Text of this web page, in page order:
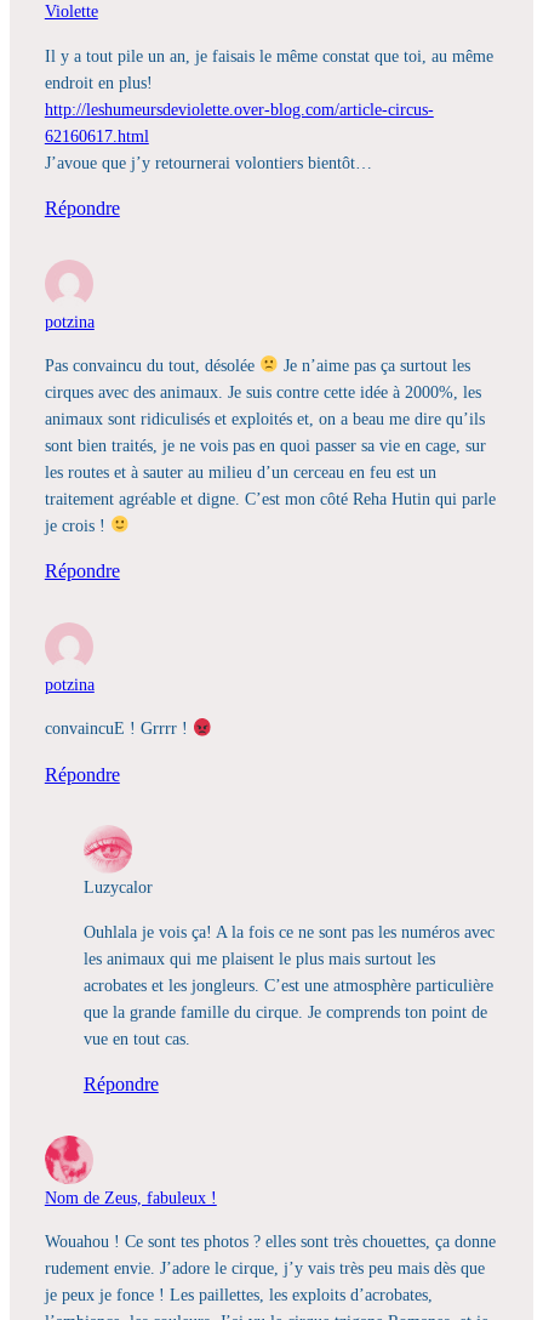
Violette
Il y a tout pile un an, je faisais le même constat que toi, au même
endroit en plus!
http://leshumeursdeviolette.over-blog.com/article-circus-
62160617.html
J’avoue que j’y retournerai volontiers bientôt…
Répondre
potzina
Pas convaincu du tout, désolée
Je n’aime pas ça surtout les
cirques avec des animaux. Je suis contre cette idée à 2000%, les
animaux sont ridiculisés et exploités et, on a beau me dire qu’ils
sont bien traités, je ne vois pas en quoi passer sa vie en cage, sur
les routes et à sauter au milieu d’un cerceau en feu est un
traitement agréable et digne. C’est mon côté Reha Hutin qui parle
je crois !
Répondre
potzina
convaincuE ! Grrrr !
Répondre
Luzycalor
Ouhlala je vois ça! A la fois ce ne sont pas les numéros avec
les animaux qui me plaisent le plus mais surtout les
acrobates et les jongleurs. C’est une atmosphère particulière
que la grande famille du cirque. Je comprends ton point de
vue en tout cas.
Répondre
Nom de Zeus, fabuleux !
Wouahou ! Ce sont tes photos ? elles sont très chouettes, ça donne
rudement envie. J’adore le cirque, j’y vais très peu mais dès que
je peux je fonce ! Les paillettes, les exploits d’acrobates,